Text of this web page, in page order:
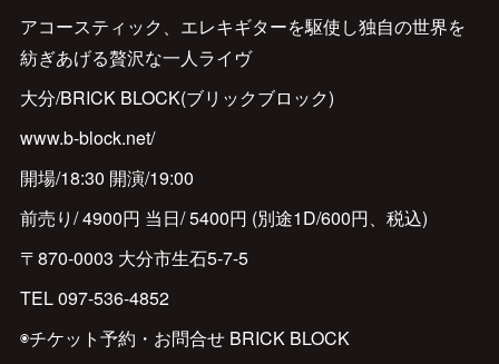
アコースティック、エレキギターを駆使し独自の世界を
紡ぎあげる贅沢な一人ライヴ
大分/BRICK BLOCK(ブリックブロック)
www.b-block.net/
開場/18:30 開演/19:00
前売り/ 4900円 当日/ 5400円 (別途1D/600円、税込)
〒870-0003 大分市生石5-7-5
TEL 097-536-4852
◉チケット予約・お問合せ BRICK BLOCK